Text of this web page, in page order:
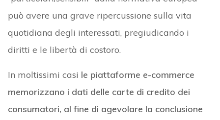
può avere una grave ripercussione sulla vita
quotidiana degli interessati, pregiudicando i
diritti e le libertà di costoro.
In moltissimi casi le piattaforme e-commerce
memorizzano i dati delle carte di credito dei
consumatori, al fine di agevolare la conclusione